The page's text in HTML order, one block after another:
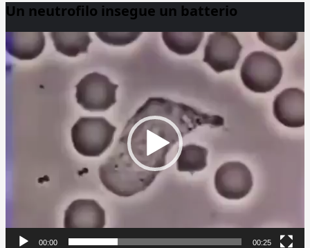
Un neutrofilo insegue un batterio
Player
00:00 00:25